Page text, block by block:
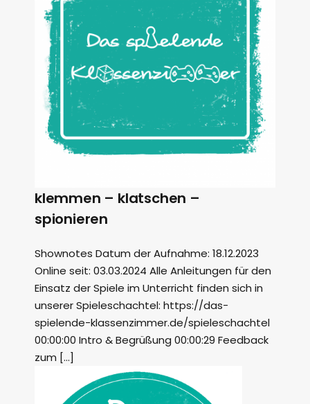
klemmen – klatschen –
spionieren
Shownotes Datum der Aufnahme: 18.12.2023
Online seit: 03.03.2024 Alle Anleitungen für den
Einsatz der Spiele im Unterricht finden sich in
unserer Spieleschachtel: https://das-
spielende-klassenzimmer.de/spieleschachtel
00:00:00 Intro & Begrüßung 00:00:29 Feedback
zum […]